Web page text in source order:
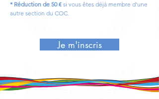
* Réduction de 50 € si vous êtes déjà membre d'une
autre section du COC.
Je m'inscris